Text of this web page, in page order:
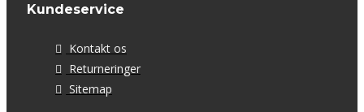
Kundeservice
Kontakt os
Returneringer
Sitemap